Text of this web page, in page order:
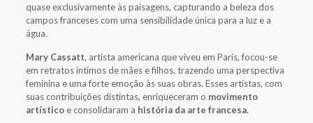
quase exclusivamente às paisagens, capturando a beleza dos
campos franceses com uma sensibilidade única para a luz e a
água.
Mary Cassatt, artista americana que viveu em Paris, focou-se
em retratos íntimos de mães e filhos, trazendo uma perspectiva
feminina e uma forte emoção às suas obras. Esses artistas, com
suas contribuições distintas, enriqueceram o movimento
artísticoe consolidaram a história da arte francesa.